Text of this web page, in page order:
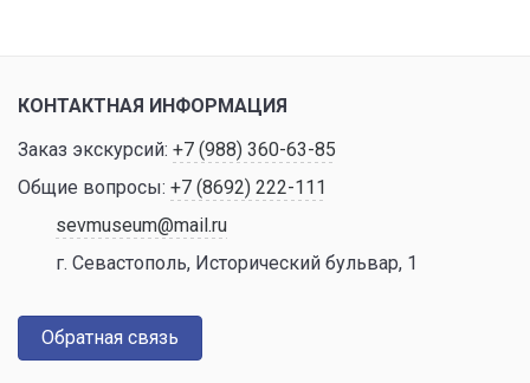
КОНТАКТНАЯ ИНФОРМАЦИЯ
Заказ экскурсий: +7 (988) 360-63-85
Общие вопросы: +7 (8692) 222-111
sevmuseum@mail.ru
г. Севастополь, Исторический бульвар, 1
Обратная связь